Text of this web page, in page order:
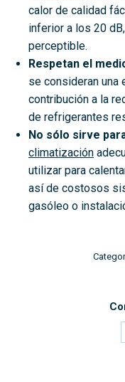
calor de calidad
inferior a los 20
perceptible.
Respetan el
se consideran una
contribución a la
de refrigerantes
No sólo sirve
climatización
utilizar para
así de costosos
gasóleo o